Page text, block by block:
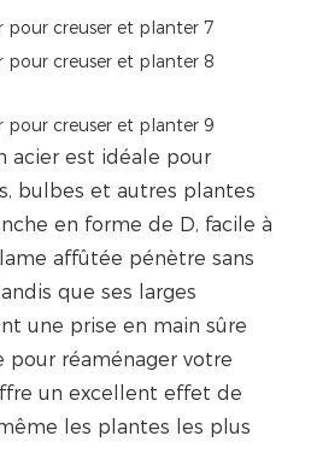
acier est idéale pour
bulbes et autres plantes
en forme de D, facile à
affûtée pénètre sans
que ses larges
une prise en main sûre
pour réaménager votre
un excellent effet de
les plantes les plus